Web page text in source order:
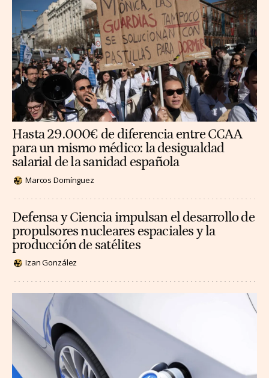
Hasta 29.000€ de diferencia entre CCAA
para un mismo médico: la desigualdad
salarial de la sanidad española
Marcos Domínguez
Defensa y Ciencia impulsan el desarrollo de
propulsores nucleares espaciales y la
producción de satélites
Izan González